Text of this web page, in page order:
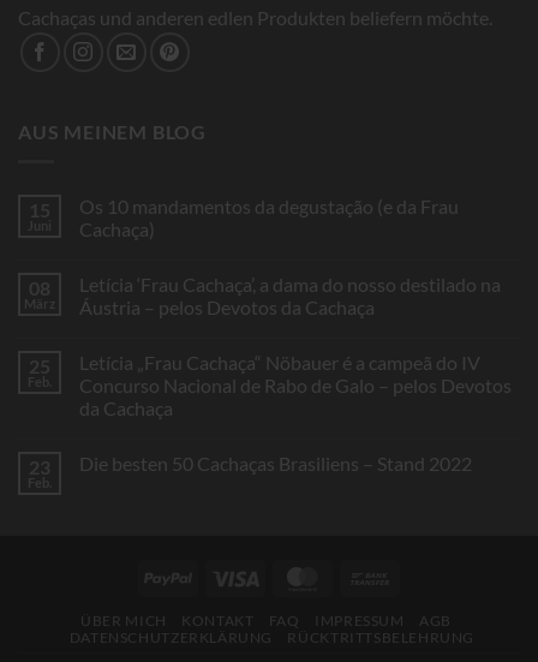
Cachaças und anderen edlen Produkten beliefern möchte.
AUS MEINEM BLOG
15
Juni
Os 10 mandamentos da degustação (e da Frau
Cachaça)
zu
Os
10
degustação
(e
da
Frau
08
März
Letícia ‘Frau Cachaça’, a dama do nosso destilado na
Áustria – pelos Devotos da Cachaça
zu
Letícia
‘Frau
Cachaça’,
do
nosso
25
Feb.
Letícia „Frau Cachaça“ Nöbauer é a campeã do IV
Concurso Nacional de Rabo de Galo – pelos Devotos
da Cachaça
zu
Concurso
Nacional
23
Feb.
Die besten 50 Cachaças Brasiliens – Stand 2022
Stand
2022
PayPal Visa MasterCard
ÜBER MICH KONTAKT FAQ IMPRESSUM
AGB
DATENSCHUTZERKLÄRUNG
RÜCKTRITTSBELEHRUNG